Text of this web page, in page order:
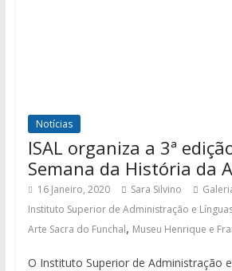
Notícias
ISAL organiza a 3ª
Semana da História da
16 Janeiro, 2020 Sara Silvino
Instituto Superior de Administração e
Arte Sacra do Funchal, Museu Henrique e
O Instituto Superior de Administração